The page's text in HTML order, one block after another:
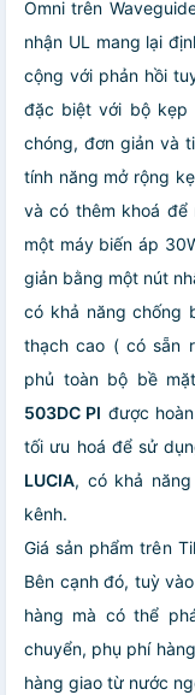
Omni trên
nhận UL mang lại
cộng với phản hồi
đặc biệt với bộ kẹp
chóng, đơn giản và
tính năng mở rộng
và có thêm khoá để
một máy biến áp
giản bằng một nút
có khả năng chống
thạch cao ( có sẵn
phủ toàn bộ bề
503DC PI được
tối ưu hoá để sử
LUCIA, có khả
kênh.
Giá sản phẩm trên
Bên cạnh đó, tuỳ
hàng mà có thể
chuyển, phụ phí
hàng giao từ nước